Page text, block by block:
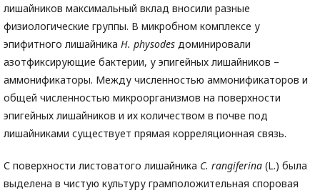
лишайников максимальный вклад вносили разные
физиологические группы. В микробном комплексе у
эпифитного лишайника H. physodes доминировали
азотфиксирующие бактерии, у эпигейных лишайников –
аммонификаторы. Между численностью аммонификаторов и
общей численностью микроорганизмов на поверхности
эпигейных лишайников и их количеством в почве под
лишайниками существует прямая корреляционная связь.
С поверхности листоватого лишайника C. rangiferina (L.) была
выделена в чистую культуру грамположительная споровая